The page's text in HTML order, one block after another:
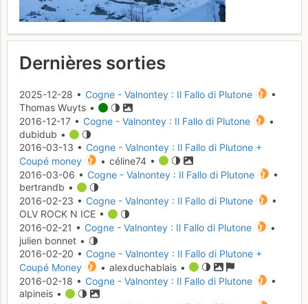
Dernières sorties
2025-12-28 • Cogne - Valnontey : Il Fallo di Plutone
•
Thomas Wuyts •
2016-12-17 • Cogne - Valnontey : Il Fallo di Plutone
•
dubidub •
2016-03-13 • Cogne - Valnontey : Il Fallo di Plutone +
Coupé money
• céline74 •
2016-03-06 • Cogne - Valnontey : Il Fallo di Plutone
•
bertrandb •
2016-02-23 • Cogne - Valnontey : Il Fallo di Plutone
•
OLV ROCK N ICE •
2016-02-21 • Cogne - Valnontey : Il Fallo di Plutone
•
julien bonnet •
2016-02-20 • Cogne - Valnontey : Il Fallo di Plutone +
Coupé Money
• alexduchablais •
2016-02-18 • Cogne - Valnontey : Il Fallo di Plutone
•
alpineis •